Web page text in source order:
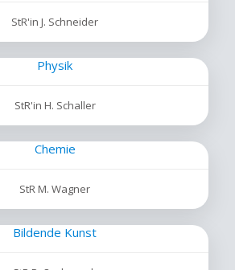
StR'in J. Schneider
Physik
StR'in H. Schaller
Chemie
StR M. Wagner
Bildende Kunst